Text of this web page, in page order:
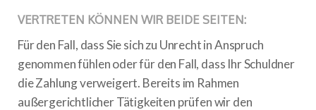
VERTRETEN KÖNNEN WIR BEIDE SEITEN:
Für den Fall, dass Sie sich zu Unrecht in Anspruch
genommen fühlen oder für den Fall, dass Ihr Schuldner
die Zahlung verweigert. Bereits im Rahmen
außergerichtlicher Tätigkeiten prüfen wir den